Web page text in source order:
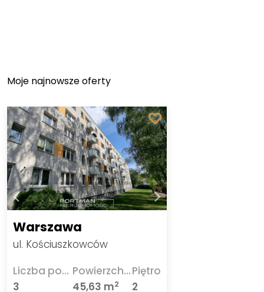
Moje najnowsze oferty
Warszawa
ul. Kościuszkowców
Liczba pokoi
3
Powierzchnia
45,63 m2
Piętro
2